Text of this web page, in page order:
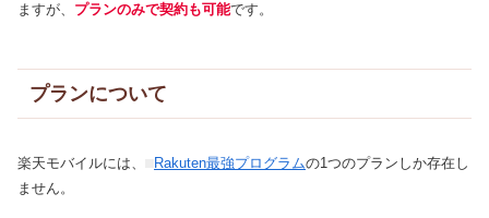
ますが、 プランのみで契約も可能です。
プランについて
楽天モバイルには、 Rakuten最強プログラムの1つのプランしか存在し
ません。